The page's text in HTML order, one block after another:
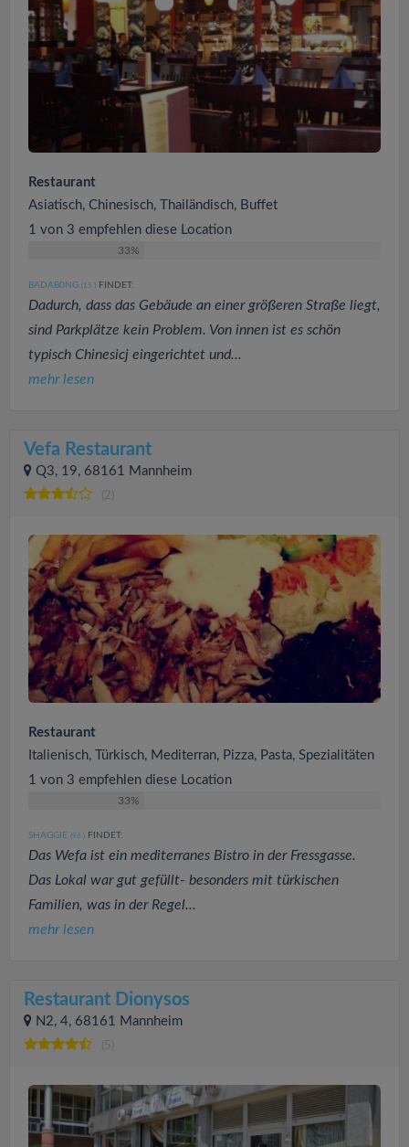
Restaurant
Asiatisch, Chinesisch, Thailändisch, Buffet
1 von 3 empfehlen diese Location
33%
BADAB0NG (15 ) FINDET:
Dadurch, dass das Gebäude an einer größeren Straße liegt,
sind Parkplätze kein Problem. Von innen ist es schön
typisch Chinesicj eingerichtet und...
mehr lesen
Vefa Restaurant
Q3, 19, 68161 Mannheim
(2)
Restaurant
Italienisch, Türkisch, Mediterran, Pizza, Pasta, Spezialitäten
1 von 3 empfehlen diese Location
33%
SHAGGIE (96 ) FINDET:
Das Wefa ist ein mediterranes Bistro in der Fressgasse.
Das Lokal war gut gefüllt- besonders mit türkischen
Familien, was in der Regel...
mehr lesen
Restaurant Dionysos
N2, 4, 68161 Mannheim
(5)